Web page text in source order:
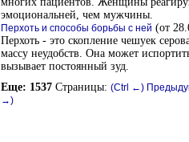
эмоциональней, чем мужчины.
Перхоть и способы борьбы с ней (от
Перхоть - это скопление чешуек
массу неудобств. Она может
вызывает постоянный зуд.
Еще: 1537 Страницы: (Ctrl ←)
→)